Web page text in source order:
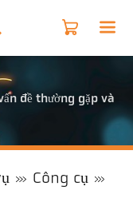
đề thường gặp và
Công cụ